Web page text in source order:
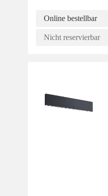
Online bestellbar
Nicht reservierbar